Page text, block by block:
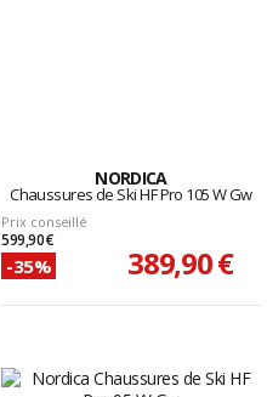
NORDICA
Chaussures de Ski HF Pro 105 W Gw
Prix conseillé
599,90 €
-35% 389,90 €